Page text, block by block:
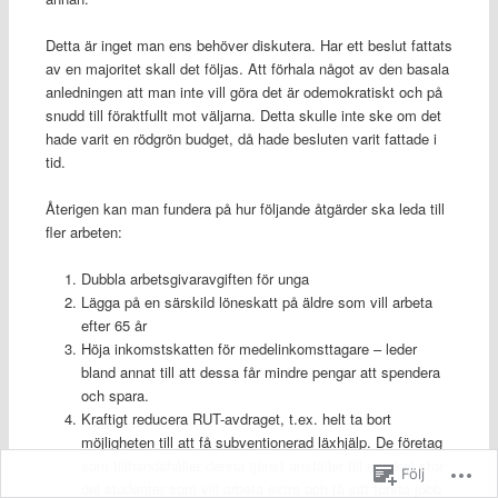
Detta är inget man ens behöver diskutera. Har ett beslut fattats
av en majoritet skall det följas. Att förhala något av den basala
anledningen att man inte vill göra det är odemokratiskt och på
snudd till föraktfullt mot väljarna. Detta skulle inte ske om det
hade varit en rödgrön budget, då hade besluten varit fattade i
tid.
Återigen kan man fundera på hur följande åtgärder ska leda till
fler arbeten:
Dubbla arbetsgivaravgiften för unga
Lägga på en särskild löneskatt på äldre som vill arbeta
efter 65 år
Höja inkomstskatten för medelinkomsttagare – leder
bland annat till att dessa får mindre pengar att spendera
och spara.
Kraftigt reducera RUT-avdraget, t.ex. helt ta bort
möjligheten till att få subventionerad läxhjälp. De företag
som tillhandahåller denna tjänst anställer till mycket stor
del studenter som vill arbeta extra och få sitt första jobb
Följ